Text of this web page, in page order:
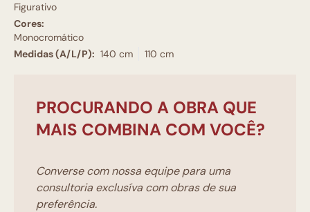
Figurativo
Cores:
Monocromático
Medidas (A/L/P): 140 cm 110 cm
PROCURANDO A OBRA QUE
MAIS COMBINA COM VOCÊ?
Converse com nossa equipe para uma
consultoria exclusíva com obras de sua
preferência.